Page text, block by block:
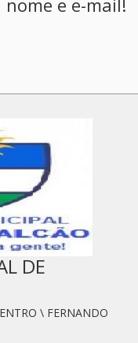
DE
\ FERNANDO